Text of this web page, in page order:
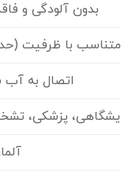
بدون آلودگی و
متناسب با ظرفیت (حدود ۱۵۰۰ تا
اتصال به
پزشکی،